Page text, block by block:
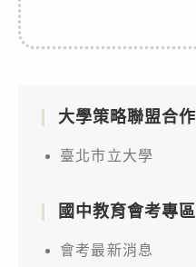
大學策略聯盟合作
臺北市立大學
國中教育會考專區
會考最新消息